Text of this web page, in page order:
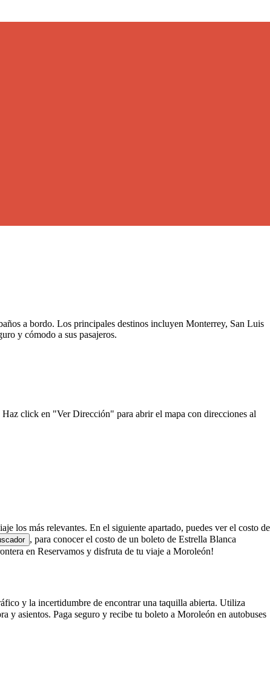
a bordo. Los principales destinos incluyen Monterrey, San Luis
y cómodo a sus pasajeros.
Haz click en "Ver Dirección" para abrir el mapa con direcciones al
los más relevantes. En el siguiente apartado, puedes ver el costo de
, para conocer el costo de un boleto de Estrella Blanca
en Reservamos y disfruta de tu viaje a Moroleón!
y la incertidumbre de encontrar una taquilla abierta. Utiliza
y asientos. Paga seguro y recibe tu boleto a Moroleón en autobuses